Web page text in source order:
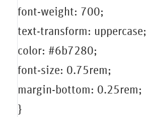
font-weight: 700;
text-transform: uppercase;
color: #6b7280;
font-size: 0.75rem;
margin-bottom: 0.25rem;
}